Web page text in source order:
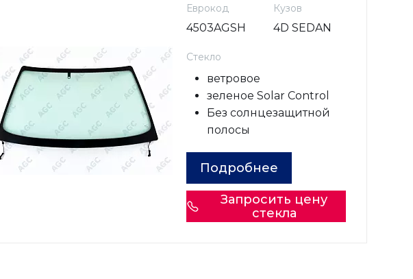
Еврокод
4503AGSH
Кузов
4D SEDAN
Стекло
ветровое
зеленое Solar Control
Без солнцезащитной
полосы
Подробнее
Запросить цену
стекла